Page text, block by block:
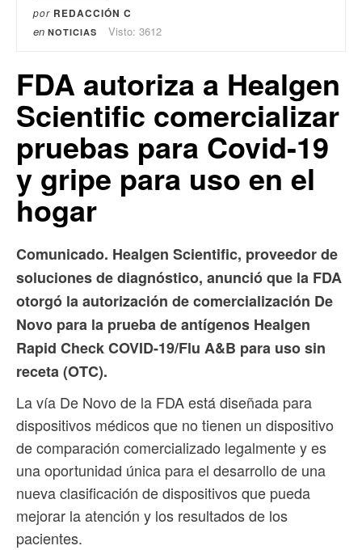
por REDACCIÓN C
en NOTICIAS Visto: 3612
FDA autoriza a Healgen
Scientific comercializar
pruebas para Covid-19
y gripe para uso en el
hogar
Comunicado. Healgen Scientific, proveedor de
soluciones de diagnóstico, anunció que la FDA
otorgó la autorización de comercialización De
Novo para la prueba de antígenos Healgen
Rapid Check COVID-19/Flu A&B para uso sin
receta (OTC).
La vía De Novo de la FDA está diseñada para
dispositivos médicos que no tienen un dispositivo
de comparación comercializado legalmente y es
una oportunidad única para el desarrollo de una
nueva clasificación de dispositivos que pueda
mejorar la atención y los resultados de los
pacientes.